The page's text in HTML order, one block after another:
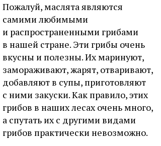
Пожалуй, маслята являются
самими любимыми
и распространенными грибами
в нашей стране. Эти грибы очень
вкусны и полезны. Их маринуют,
замораживают, жарят, отваривают,
добавляют в супы, приготовляют
с ними закуски. Как правило, этих
грибов в наших лесах очень много,
а спутать их с другими видами
грибов практически невозможно.